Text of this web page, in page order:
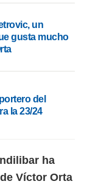
un
gusta mucho
del
la 23/24
ha
Víctor Orta